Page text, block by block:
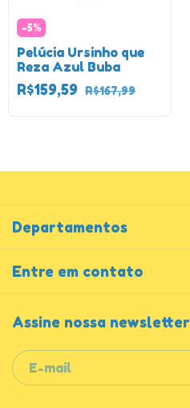
-5%
Pelúcia Ursinho que
Reza Azul Buba
R$159,59 R$167,99
Departamentos
Entre em contato
Assine nossa newsletter